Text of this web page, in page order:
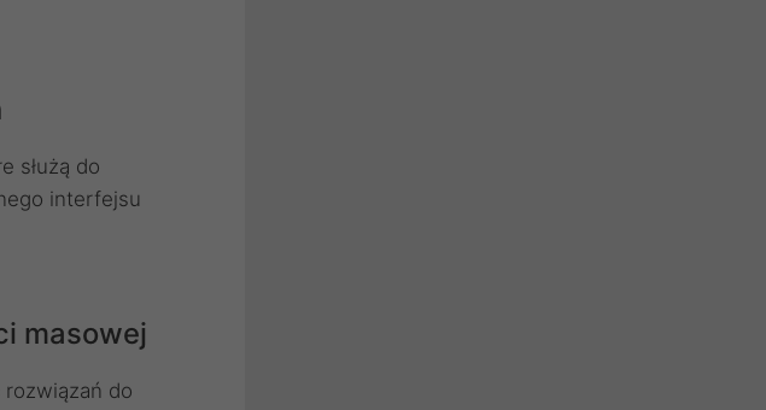
służą do
interfejsu
masowej
rozwiązań do